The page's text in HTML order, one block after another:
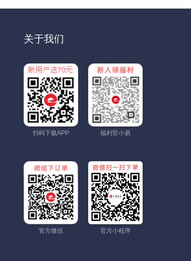
关于我们
扫码下载APP 福利官小易
官方微信 官方小程序